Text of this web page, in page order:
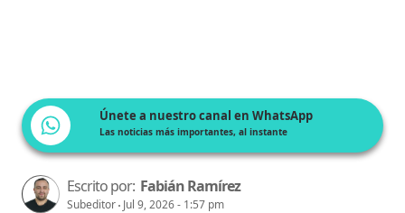
Únete a nuestro canal en WhatsApp
Las noticias más importantes, al instante
Escrito por: Fabián Ramírez
Subeditor Jul 9, 2026 - 1:57 pm